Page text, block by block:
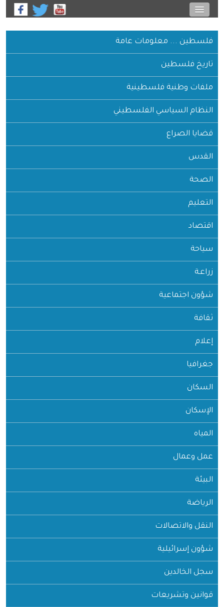
فلسطين ... معلومات عامة
تاريخ فلسطين
ملفات وطنية فلسطينية
النظام السياسي الفلسطيني
قضايا الصراع
القدس
الصحة
التعليم
اقتصاد
سياحة
زراعـة
شؤون اجتماعية
ثقافة
إعلام
جغرافيا
السكان
الإسكان
المياه
عمل وعمال
البيئة
الرياضة
النقل والاتصالات
شؤون إسرائيلية
سجل الخالدين
قوانين وتشريعات